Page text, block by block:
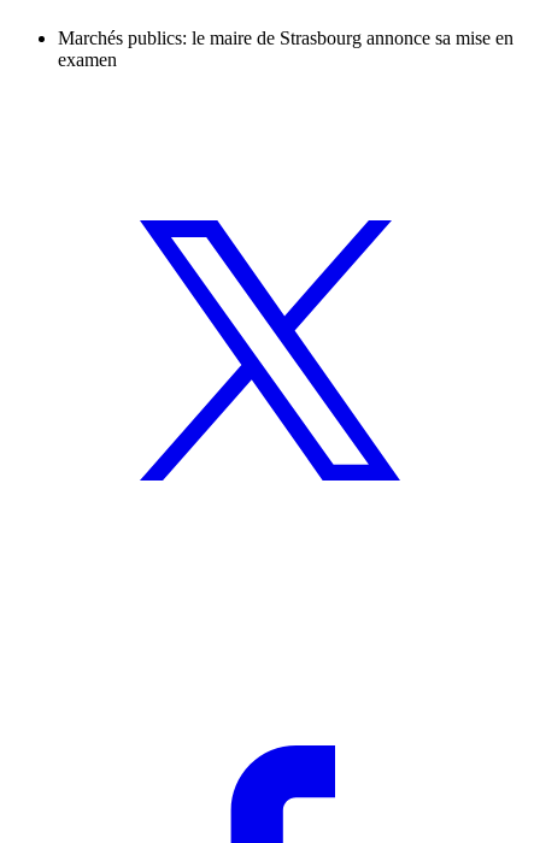
Marchés publics: le maire de Strasbourg annonce sa mise en
examen